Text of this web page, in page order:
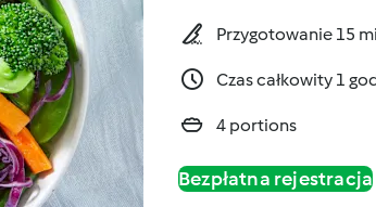
Przygotowanie 15
Czas całkowity 1
4 portions
Bezpłatna rejestracja